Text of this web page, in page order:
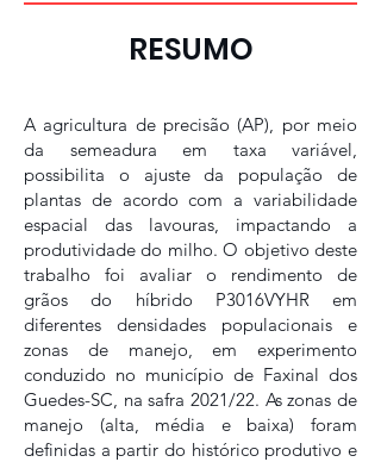
RESUMO
A agricultura de precisão (AP), por meio
da semeadura em taxa variável,
possibilita o ajuste da população de
plantas de acordo com a variabilidade
espacial das lavouras, impactando a
produtividade do milho. O objetivo deste
trabalho foi avaliar o rendimento de
grãos do híbrido P3016VYHR em
diferentes densidades populacionais e
zonas de manejo, em experimento
conduzido no município de Faxinal dos
Guedes-SC, na safra 2021/22. As zonas de
manejo (alta, média e baixa) foram
definidas a partir do histórico produtivo e